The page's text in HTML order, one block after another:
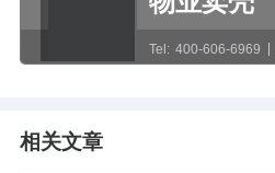
Tel: 400-606-6969
相关文章